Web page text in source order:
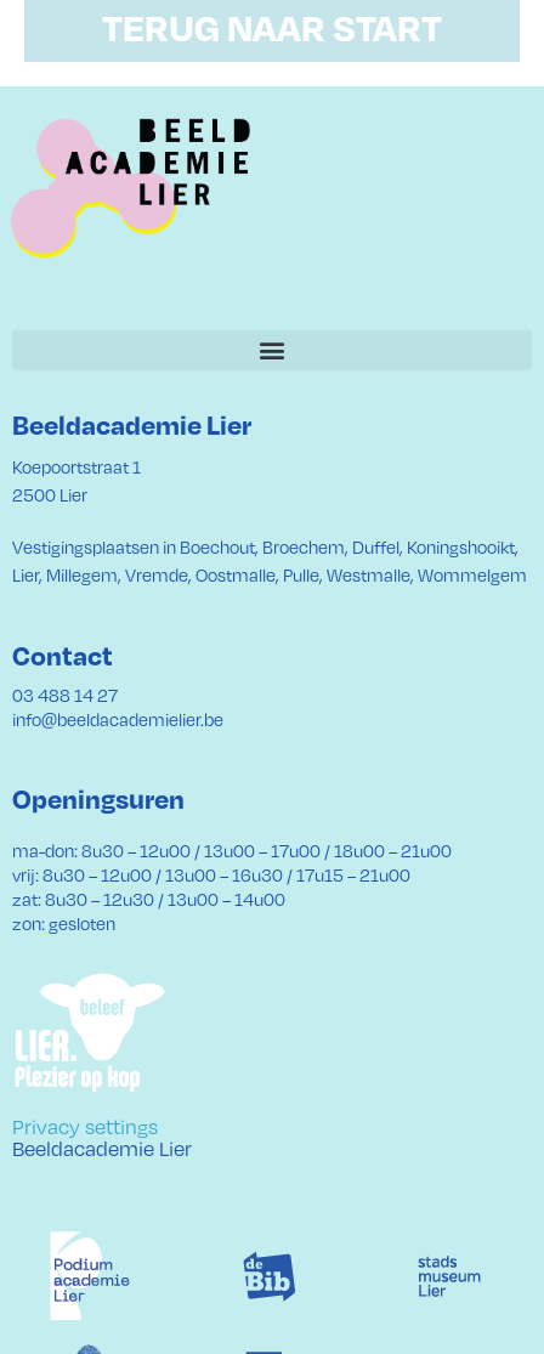
TERUG NAAR START
Beeldacademie Lier
Koepoortstraat 1
2500 Lier
Vestigingsplaatsen in Boechout, Broechem, Duffel, Koningshooikt,
Lier, Millegem, Vremde, Oostmalle, Pulle, Westmalle, Wommelgem
Contact
03 488 14 27
info@beeldacademielier.be
Openingsuren
ma-don: 8u30 – 12u00 / 13u00 – 17u00 / 18u00 – 21u00
vrij: 8u30 – 12u00 / 13u00 – 16u30 / 17u15 – 21u00
zat: 8u30 – 12u30 / 13u00 – 14u00
zon: gesloten
Privacy settings
Beeldacademie Lier